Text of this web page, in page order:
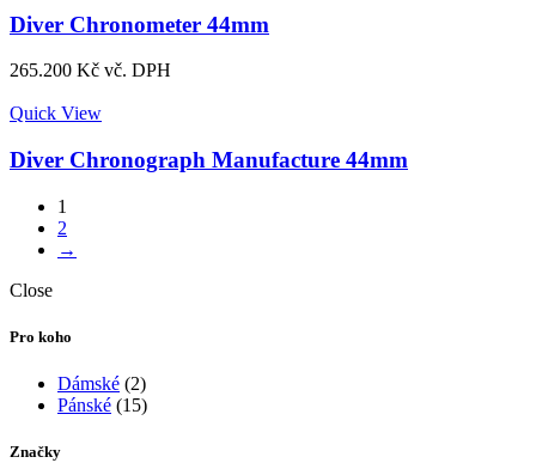
Diver Chronometer 44mm
265.200 Kč vč. DPH
Quick View
Diver Chronograph Manufacture 44mm
1
2
→
Close
Pro koho
Dámské (2)
Pánské (15)
Značky